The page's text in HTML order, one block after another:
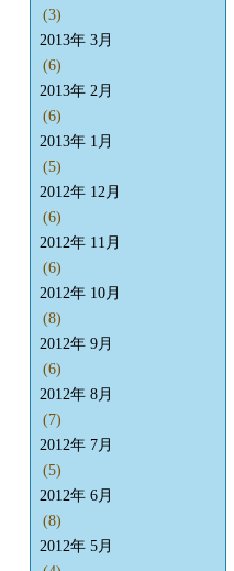
(3)
2013年 3月
(6)
2013年 2月
(6)
2013年 1月
(5)
2012年 12月
(6)
2012年 11月
(6)
2012年 10月
(8)
2012年 9月
(6)
2012年 8月
(7)
2012年 7月
(5)
2012年 6月
(8)
2012年 5月